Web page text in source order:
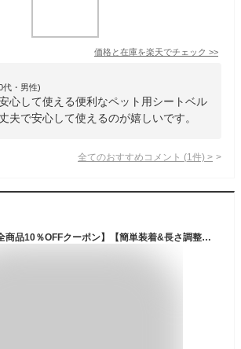
価格と在庫を楽天でチェック >>
代・男性)
心して使える便利なペット用シートベル
夫で安心して使えるのが嬉しいです。
全てのおすすめコメント (1 件) >
【5のつく日限定◎全商品10％OFFクーポン】【簡単装着&長さ調整◎】犬 車 犬用 シートベルト 安全 犬 シートベルト ペット ペット用 猫 ドライブ リード 飛び出し防止 ペット 防災 伸縮 調整可能 ペット用品 犬 防災 ペット お出掛け プレゼント ギフト td-1032